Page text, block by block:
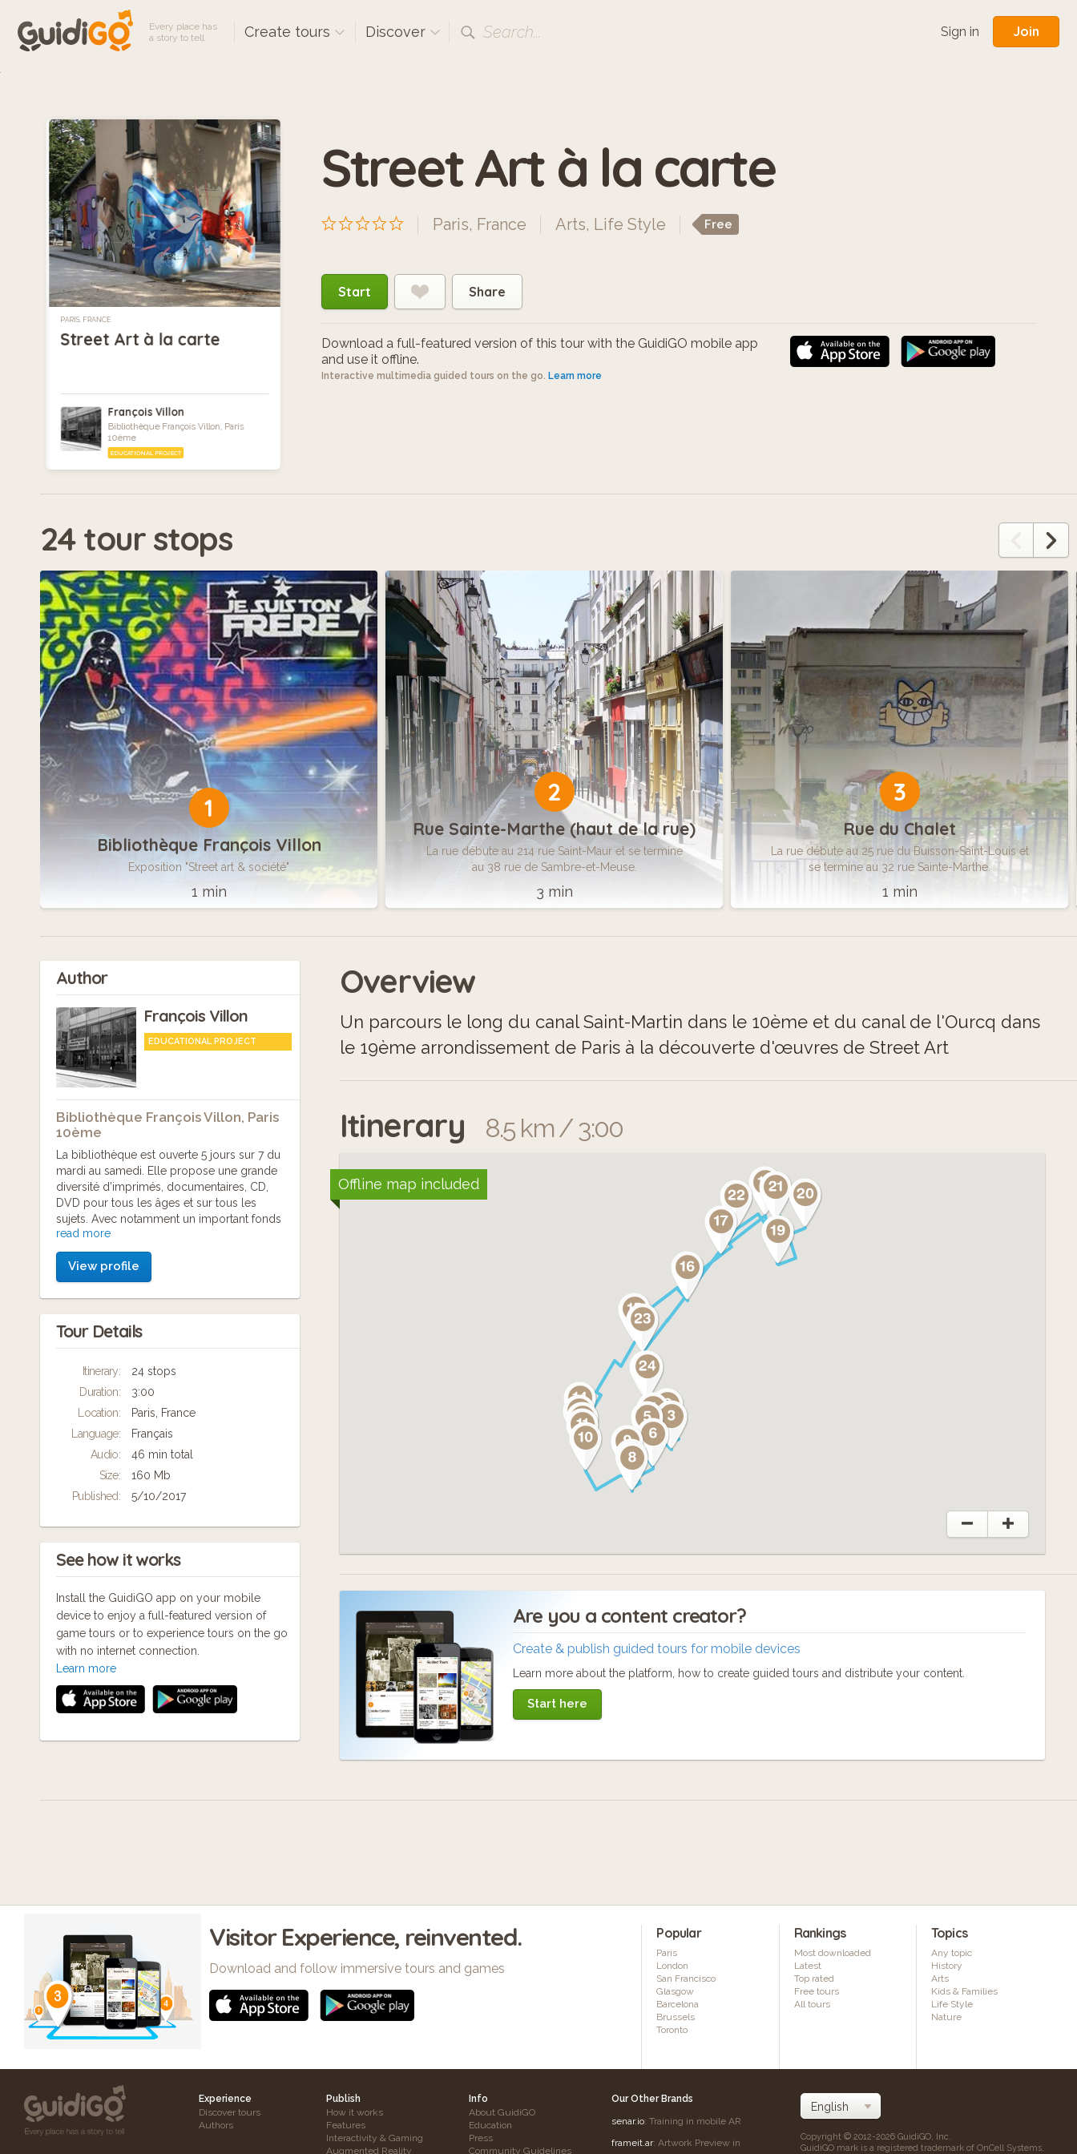
Every place has
a story to tell
Create tours Discover Search... Sign in Join
PARIS, FRANCE
Street Art à la carte
François Villon
Bibliothèque François Villon, Paris
10ème
EDUCATIONAL PROJECT
Street Art à la carte
Paris, France Arts, Life Style Free
Start Share
Download a full-featured version of this tour with the GuidiGO mobile app
and use it offline.
Interactive multimedia guided tours on the go. Learn more
24 tour stops
1
Bibliothèque François Villon
Exposition "Street art & société"
1 min
2
Rue Sainte-Marthe (haut de la rue)
La rue débute au 214 rue Saint-Maur et se termine
au 38 rue de Sambre-et-Meuse.
3 min
3
Rue du Chalet
La rue débute au 25 rue du Buisson-Saint-Louis et
se termine au 32 rue Sainte-Marthe.
1 min
Author
François Villon
EDUCATIONAL PROJECT
Bibliothèque François Villon, Paris
10ème
La bibliothèque est ouverte 5 jours sur 7 du
mardi au samedi. Elle propose une grande
diversité d’imprimés, documentaires, CD,
DVD pour tous les âges et sur tous les
sujets. Avec notamment un important fonds
informatique.
Les documents se répartissent sur 4 niveaux,
2 pour l’espace adultes, 1 pour l’espace
musique et 1 pour la jeunesse.
Initiations numériques plusieurs fois par
mois, le samedi matin.
Activités culturelles pour les enfants
(contées, ateliers artistiques, jeux vidéo,
d'écriture, concerts)
Bibliothèque François Villon
81, boulevard de la Villette 75010 Paris
Bus : lignes 46, 75
Tél. : 01 42 41 14 30
bibliotheque.francois-villon@paris.fr
Twitter : https://twitter.com/bibliovillon
Métro :
M° Colonel Fabien, ligne 2
read more
View profile
Tour Details
Itinerary:
24 stops
Duration:
3:00
Location:
Paris, France
Language:
Français
Audio:
46 min total
Size:
160 Mb
Published:
5/10/2017
See how it works
Install the GuidiGO app on your mobile
device to enjoy a full-featured version of
game tours or to experience tours on the go
with no internet connection.
Learn more
Overview
Un parcours le long du canal Saint-Martin dans le 10ème et du canal de l'Ourcq dans
le 19ème arrondissement de Paris à la découverte d'œuvres de Street Art
Itinerary 8.5 km / 3:00
Offline map included
Are you a content creator?
Create & publish guided tours for mobile devices
Learn more about the platform, how to create guided tours and distribute your content.
Start here
Visitor Experience, reinvented.
Download and follow immersive tours and games
Popular
Paris
London
San Francisco
Glasgow
Barcelona
Brussels
Toronto
Rankings
Most downloaded
Latest
Top rated
Free tours
All tours
Topics
Any topic
History
Arts
Kids & Families
Life Style
Nature
Experience
Discover tours
Authors
Publish
How it works
Features
Interactivity & Gaming
Augmented Reality
Info
About GuidiGO
Education
Press
Community Guidelines
Our Other Brands
senar.io: Training in mobile AR
frameit.ar: Artwork Preview in
Copyright © 2012-2026 GuidiGO, Inc.
GuidiGO mark is a registered trademark of OnCell Systems,